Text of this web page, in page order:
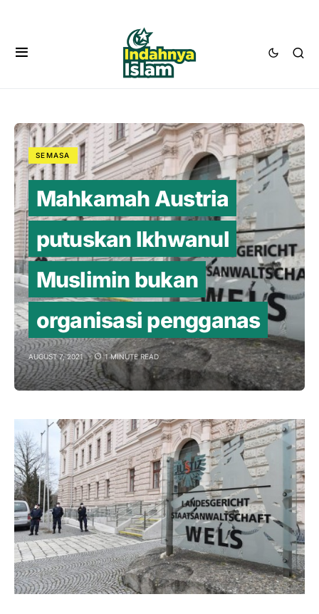
SEMASA
Mahkamah Austria
putuskan Ikhwanul
Muslimin bukan
organisasi pengganas
AUGUST 7, 2021 1 MINUTE READ